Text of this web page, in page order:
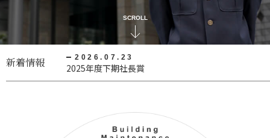
SCROLL
新着情報 2026.07.23
2025年度下期社長賞